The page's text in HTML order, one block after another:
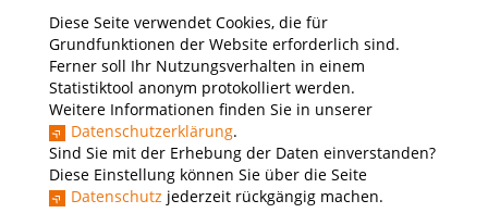
Diese Seite verwendet Cookies, die für
Grundfunktionen der Website erforderlich sind.
Ferner soll Ihr Nutzungsverhalten in einem
Statistiktool anonym protokolliert werden.
Weitere Informationen finden Sie in unserer
Datenschutzerklärung.
Sind Sie mit der Erhebung der Daten einverstanden?
Diese Einstellung können Sie über die Seite
Datenschutz jederzeit rückgängig machen.
Elektrotechnik
Gestaltung
Informatik und Wirtschaftsinformatik
Kunststofftechnik und Vermessung
Maschinenbau
THWS Business School
Wirtschaftsingenieurwesen